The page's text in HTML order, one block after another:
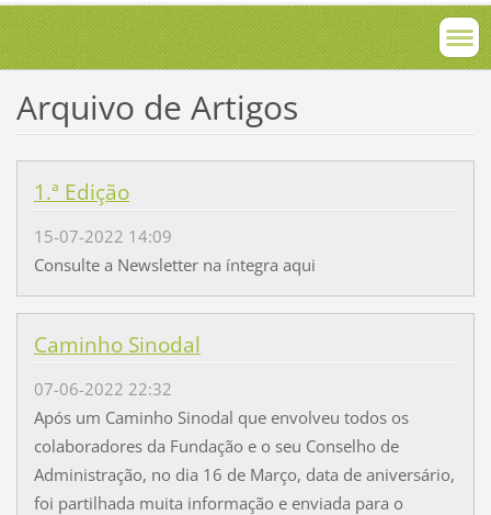
Arquivo de Artigos
1.ª Edição
15-07-2022 14:09
Consulte a Newsletter na íntegra aqui
Caminho Sinodal
07-06-2022 22:32
Após um Caminho Sinodal que envolveu todos os
colaboradores da Fundação e o seu Conselho de
Administração, no dia 16 de Março, data de aniversário,
foi partilhada muita informação e enviada para o